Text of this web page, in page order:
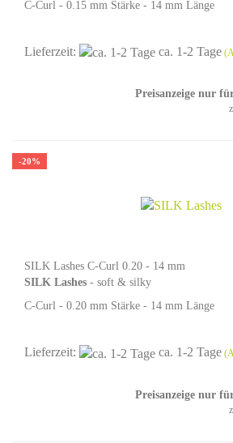
C-Curl - 0.15 mm Stärke - 14 mm Länge
Lieferzeit: ca. 1-2 Tage
Preisanzeige nur
-20%
SILK Lashes C-Curl 0.20 - 14 mm
SILK Lashes - soft & silky
C-Curl - 0.20 mm Stärke - 14 mm Länge
Lieferzeit: ca. 1-2 Tage
Preisanzeige nur